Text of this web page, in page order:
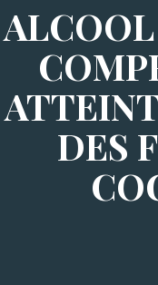
DES